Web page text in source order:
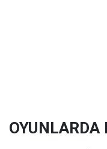
OYUNLARDA